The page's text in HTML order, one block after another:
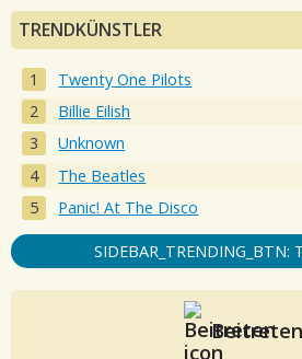
TRENDKÜNSTLER
Twenty One Pilots
Billie Eilish
Unknown
The Beatles
Panic! At The Disco